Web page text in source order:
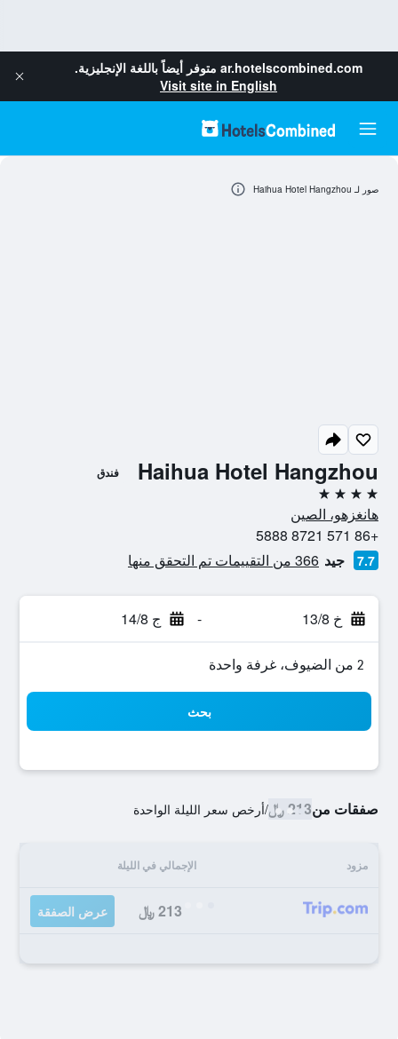
ar.hotelscombined.com متوفر أيضاً باللغة الإنجليزية.
Visit site in English
Haihua Hotel Hangzhou فندق
4 نجوم
هانغزهو، الصين
+86 571 8721 5888
7.7 جيد 366 من التقييمات تم التحقق منها
خ 13/8 - ج 14/8
2 من الضيوف، غرفة واحدة
بحث
صفقات من213 ﷼ /أرخص سعر الليلة الواحدة
مزود الإجمالي في الليلة
213 ﷼ عرض الصفقة
صور لـ Haihua Hotel Hangzhou